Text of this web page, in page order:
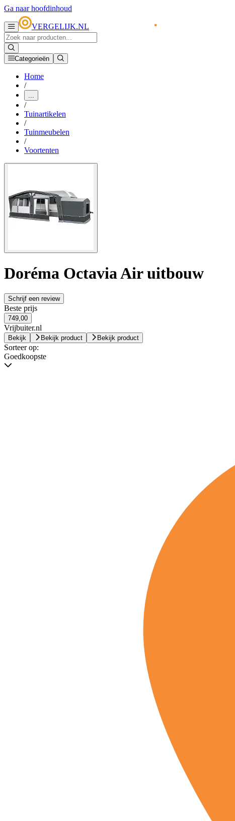
Ga naar hoofdinhoud
VERGELIJK.NL
Categorieën
Home
/
...
/
Tuinartikelen
/
Tuinmeubelen
/
Voortenten
Doréma Octavia Air uitbouw
Schrijf een review
Beste prijs
749,00
Vrijbuiter.nl
Bekijk Bekijk product Bekijk product
Sorteer op:
Goedkoopste